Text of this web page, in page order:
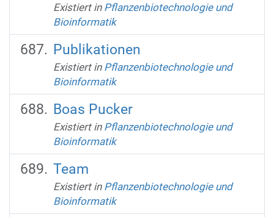
Existiert in Pflanzenbiotechnologie und
Bioinformatik
Publikationen
Existiert in Pflanzenbiotechnologie und
Bioinformatik
Boas Pucker
Existiert in Pflanzenbiotechnologie und
Bioinformatik
Team
Existiert in Pflanzenbiotechnologie und
Bioinformatik